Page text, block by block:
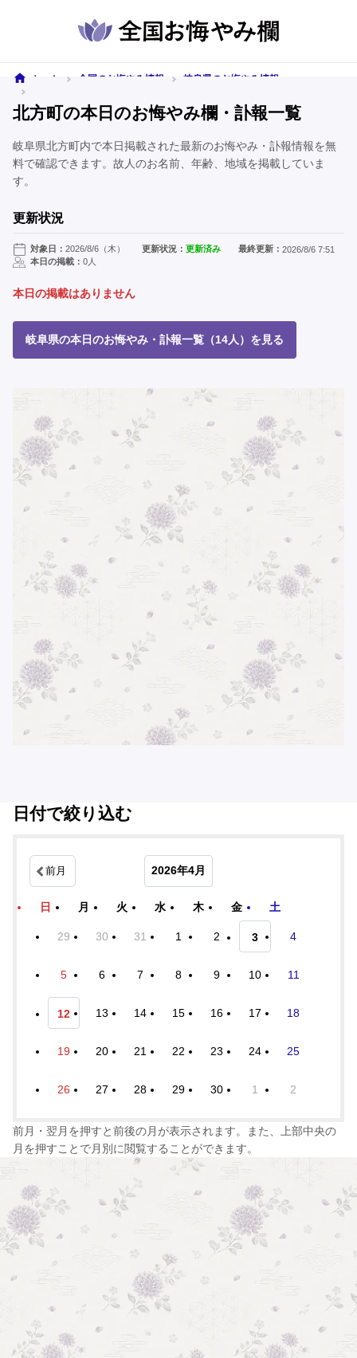
ホーム 全国のお悔やみ情報
岐阜県のお悔やみ情報
北方町の本日のお悔やみ欄・訃報一覧
岐阜県北方町内で本日掲載された最新のお悔やみ・訃報情報を無
料で確認できます。故人のお名前、年齢、地域を掲載していま
す。
更新状況
対象日： 2026/8/6（木） 更新状況：更新済み 最終更新： 2026/8/6 7:51
本日の掲載： 0人
本日の掲載はありません
岐阜県の本日のお悔やみ・訃報一覧（14人）を見る
日付で絞り込む
前月 2026年4月
日 月 火 水 木 金 土
29 30 31 1 2 3 4
5 6 7 8 9 10 11
12 13 14 15 16 17 18
19 20 21 22 23 24 25
26 27 28 29 30 1 2
前月・翌月を押すと前後の月が表示されます。また、上部中央の
月を押すことで月別に閲覧することができます。